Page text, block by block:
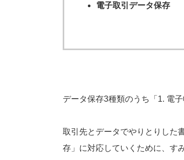
電子取引データ保存
データ保存3種類のうち「1. 電
取引先とデータでやりとりした
存」に対応していくために、す